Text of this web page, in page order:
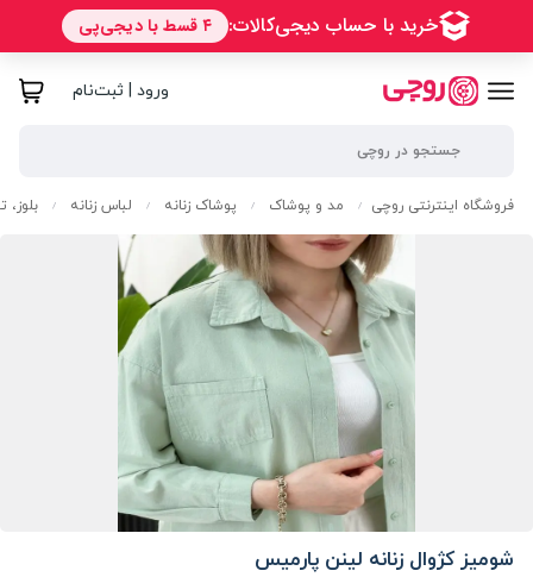
ورود | ثبت‌نام
فروشگاه اینترنتی روچی / مد و پوشاک / پوشاک زنانه / لباس زنانه /
شومیز کژوال زنانه لینن پارمیس